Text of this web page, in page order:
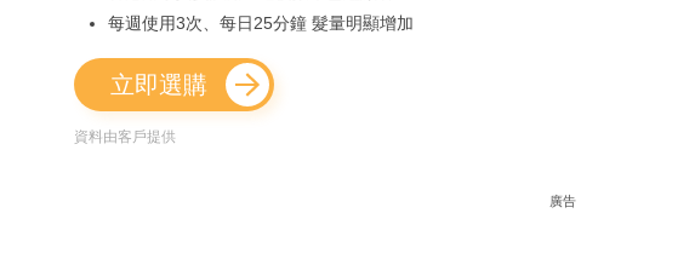
每週使用3次、每日25分鐘 髮量明顯增加
立即選購
資料由客戶提供
廣告